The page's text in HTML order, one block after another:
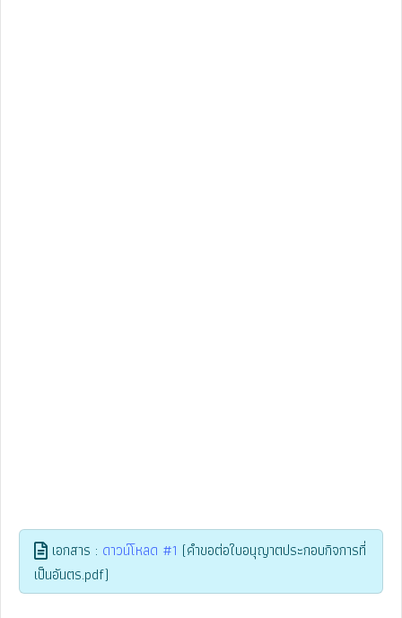
เอกสาร : ดาวน์โหลด #1 (คำขอต่อใบอนุญาตประกอบกิจการที่
เป็นอันตร.pdf)